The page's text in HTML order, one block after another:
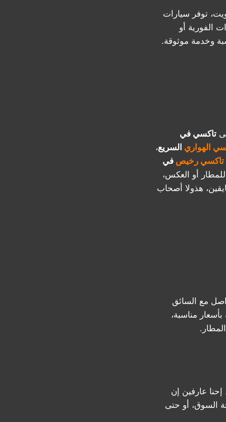
توفر سيارات
الفورية أو
وخدمة موثوقة.
تاكسي في
الهواري السريع،
تاكسي رخيص في
أو العكس،
هذولا أصحاب
مع السائق
مناسبة،
عارفين إن
السوق، أو حتى